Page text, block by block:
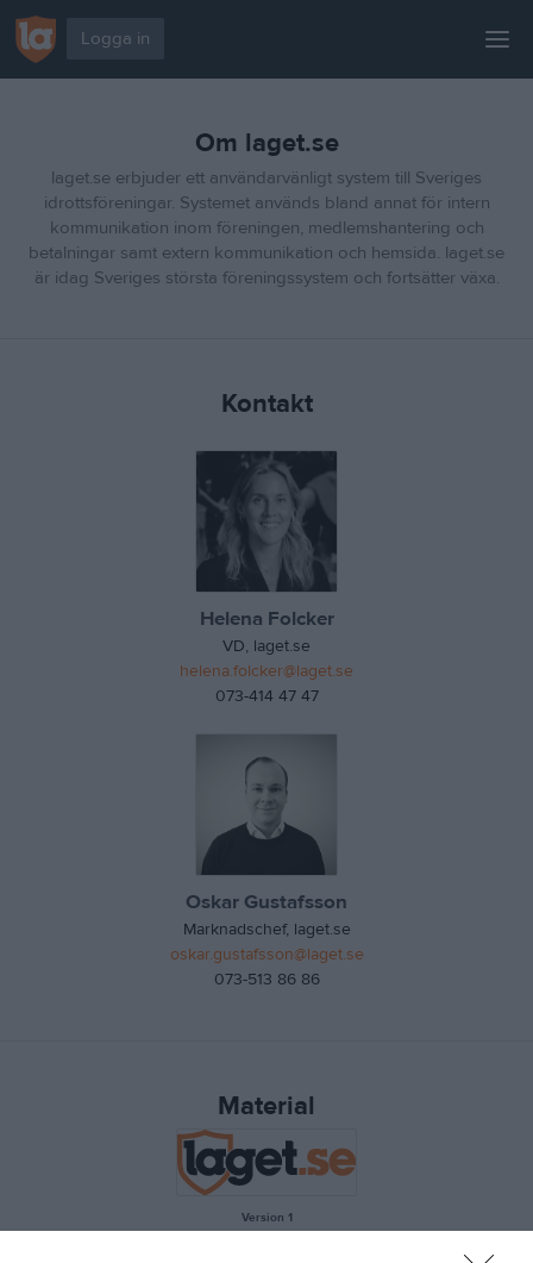
Logga in
För klubben
För gruppen
Paket & priser
Om laget.se
laget.se erbjuder ett användarvänligt system till Sveriges
idrottsföreningar. Systemet används bland annat för intern
kommunikation inom föreningen, medlemshantering och
betalningar samt extern kommunikation och hemsida. laget.se
är idag Sveriges största föreningssystem och fortsätter växa.
Kontakt
Helena Folcker
VD, laget.se
helena.folcker@laget.se
073-414 47 47
Oskar Gustafsson
Marknadschef, laget.se
oskar.gustafsson@laget.se
073-513 86 86
Material
Version 1
Ladda ner .EPS